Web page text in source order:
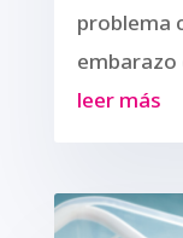
problema
embarazo
leer más